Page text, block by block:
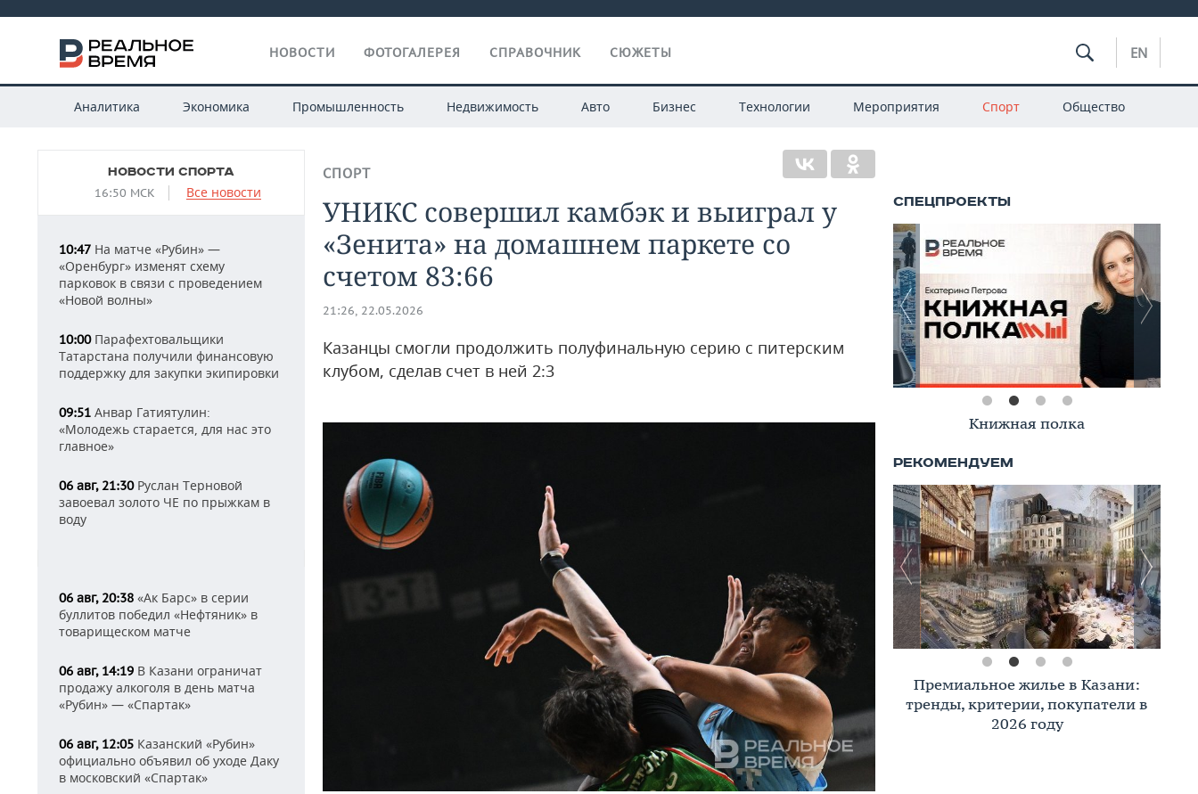
НОВОСТИ ФОТОГАЛЕРЕЯ СПРАВОЧНИК СЮЖЕТЫ EN
Аналитика Экономика Промышленность Недвижимость Авто Бизнес Технологии Мероприятия Спорт Общество
НОВОСТИ СПОРТА
16:50 МСК Все новости
10:47 На матче «Рубин» —
«Оренбург» изменят схему
парковок в связи с проведением
«Новой волны»
10:00Парафехтовальщики
Татарстана получили финансовую
поддержку для закупки экипировки
09:51 Анвар Гатиятулин:
«Молодежь старается, для нас это
главное»
06 авг, 21:30Руслан Терновой
завоевал золото ЧЕ по прыжкам в
воду
06 авг, 20:38 «Ак Барс» в серии
буллитов победил «Нефтяник» в
товарищеском матче
06 авг, 14:19 В Казани ограничат
продажу алкоголя в день матча
«Рубин» — «Спартак»
06 авг, 12:05 Казанский «Рубин»
официально объявил об уходе Даку
в московский «Спартак»
СПОРТ
УНИКС совершил камбэк и выиграл у
«Зенита» на домашнем паркете со
счетом 83:66
21:26, 22.05.2026
Казанцы смогли продолжить полуфинальную серию с питерским
клубом, сделав счет в ней 2:3
Книжная полка
Премиальное жилье в Казани:
тренды, критерии, покупатели в
2026 году